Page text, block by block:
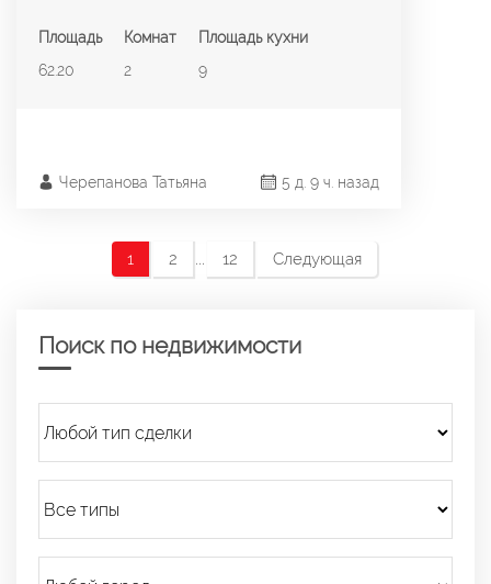
Площадь
62.20
Комнат
2
Площадь кухни
9
5 д. 9 ч. назад
Черепанова Татьяна
1 2 ... 12 Следующая
Поиск по недвижимости